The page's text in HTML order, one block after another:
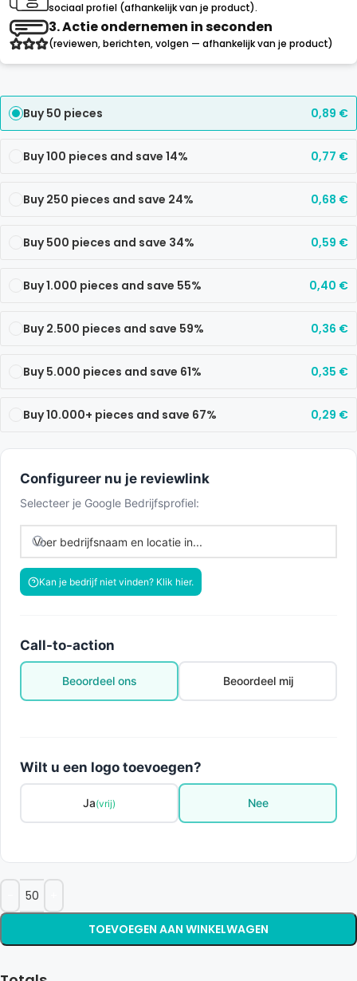
sociaal profiel (afhankelijk van je product).
3. Actie ondernemen in seconden
(reviewen, berichten, volgen — afhankelijk van je product)
Buy 50 pieces 0,89 €
Buy 100 pieces and save 14% 0,77 €
Buy 250 pieces and save 24% 0,68 €
Buy 500 pieces and save 34% 0,59 €
Buy 1.000 pieces and save 55% 0,40 €
Buy 2.500 pieces and save 59% 0,36 €
Buy 5.000 pieces and save 61% 0,35 €
Buy 10.000+ pieces and save 67% 0,29 €
Configureer nu je reviewlink
Selecteer je Google Bedrijfsprofiel:
Kan je bedrijf niet vinden? Klik hier.
Call-to-action
Beoordeel ons Beoordeel mij
Wilt u een logo toevoegen?
Ja(vrij) Nee
TOEVOEGEN AAN WINKELWAGEN